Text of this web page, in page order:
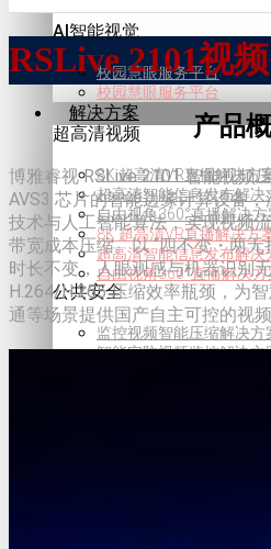
AI智能视觉
校园慧眼服务平台
校园慧眼服务平台
解决方案
超高清视频
8K 超高清VR直播解决方
超高清智能信息发布解决
自由视角360°直播解决方
8K 超高清VR直播解决方
超高清智能信息发布解决
自由视角360°直播解决方
公共安全
监控视频智能压缩解决方
智能安防视频监控解决方
RSLive 2101视
产品
博雅睿视 RSLive 2101 智能视频
AVS3 芯片的智能边缘计算设备
技术与人工智能算法，实现视频
带宽成本压缩。以 “四不变・两
时长不变，人眼观感与机器识别
H.264/H.265 压缩效率瓶颈，为
通等场景提供国产自主可控的视